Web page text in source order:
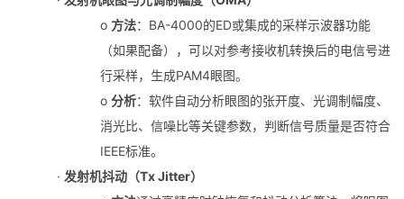
o 方法：BA-4000的ED或集成的采样示波器功能
（如果配备），可以对参考接收机转换后的电信号进
行采样，生成PAM4眼图。
o 分析：软件自动分析眼图的张开度、光调制幅度、
消光比、信噪比等关键参数，判断信号质量是否符合
IEEE标准。
· 发射机抖动（Tx Jitter）